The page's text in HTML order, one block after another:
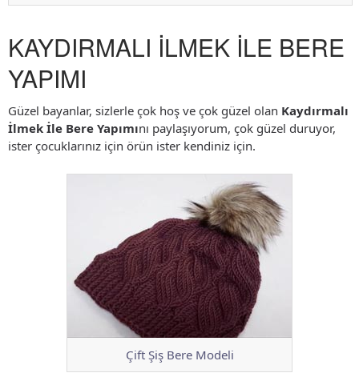
KAYDIRMALI İLMEK İLE BERE
YAPIMI
Güzel bayanlar, sizlerle çok hoş ve çok güzel olan Kaydırmalı
İlmek İle Bere Yapımını paylaşıyorum, çok güzel duruyor,
ister çocuklarınız için örün ister kendiniz için.
Çift Şiş Bere Modeli